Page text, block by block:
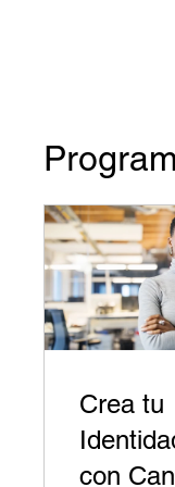
Crea tu
con